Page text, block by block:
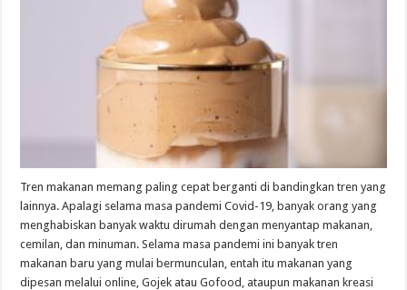
Tren makanan memang paling cepat berganti di bandingkan tren yang
lainnya. Apalagi selama masa pandemi Covid-19, banyak orang yang
menghabiskan banyak waktu dirumah dengan menyantap makanan,
cemilan, dan minuman. Selama masa pandemi ini banyak tren
makanan baru yang mulai bermunculan, entah itu makanan yang
dipesan melalui online, Gojek atau Gofood, ataupun makanan kreasi